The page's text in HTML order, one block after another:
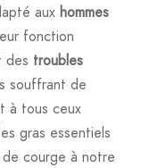
aux hommes
fonction
des troubles
souffrant de
à tous ceux
gras essentiels
courge à notre